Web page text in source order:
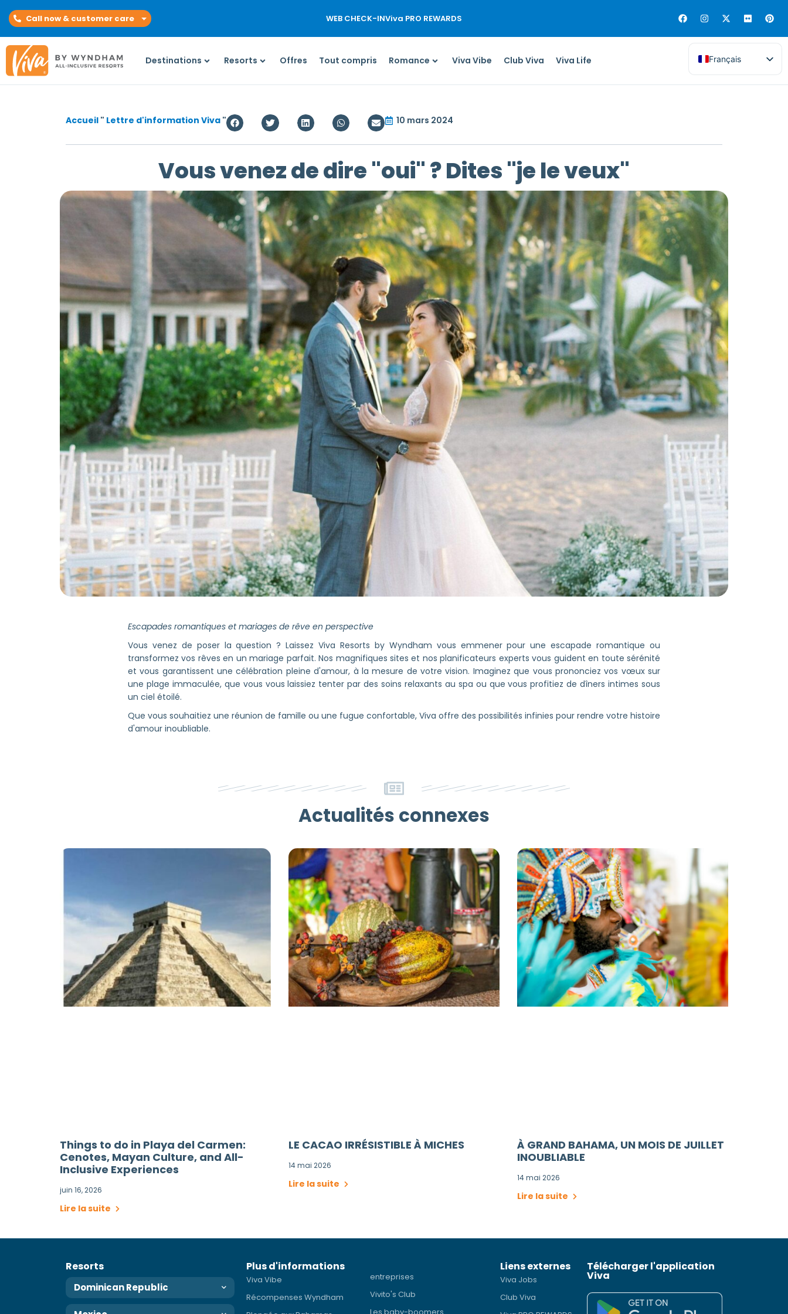
Call now & customer care WEB CHECK-INViva PRO REWARDS
Destinations Resorts Offres Tout compris Romance Viva Vibe Club Viva Viva Life Français
Accueil " Lettre d'information Viva " 10 mars 2024
Vous venez de dire "oui" ? Dites "je le veux"
Escapades romantiques et mariages de rêve en perspective
Vous venez de poser la question ? Laissez Viva Resorts by Wyndham vous emmener pour une escapade romantique ou
transformez vos rêves en un mariage parfait. Nos magnifiques sites et nos planificateurs experts vous guident en toute sérénité
et vous garantissent une célébration pleine d'amour, à la mesure de votre vision. Imaginez que vous prononciez vos vœux sur
une plage immaculée, que vous vous laissiez tenter par des soins relaxants au spa ou que vous profitiez de dîners intimes sous
un ciel étoilé.
Que vous souhaitiez une réunion de famille ou une fugue confortable, Viva offre des possibilités infinies pour rendre votre histoire
d'amour inoubliable.
Actualités connexes
Things to do in Playa del Carmen:
Cenotes, Mayan Culture, and All-
Inclusive Experiences
juin 16, 2026
Lire la suite
LE CACAO IRRÉSISTIBLE À MICHES
14 mai 2026
Lire la suite
À GRAND BAHAMA, UN MOIS DE JUILLET
INOUBLIABLE
14 mai 2026
Lire la suite
Resorts
Dominican Republic
Plus d'informations
Viva Vibe
Récompenses Wyndham
entreprises
Vivito's Club
Liens externes
Viva Jobs
Club Viva
Télécharger l'application
Viva